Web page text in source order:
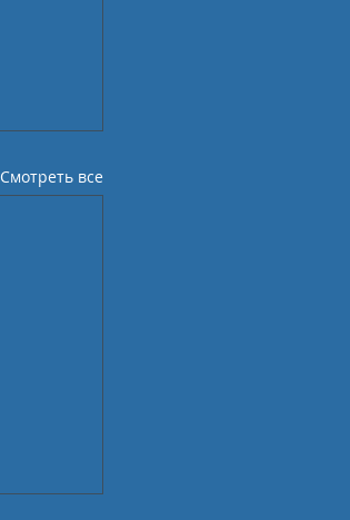
Смотреть все